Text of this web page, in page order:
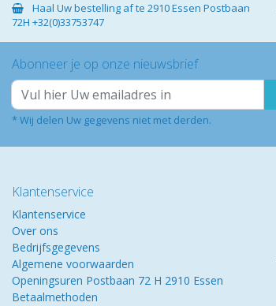
Haal Uw bestelling af te 2910 Essen Postbaan
72H +32(0)33753747
Abonneer je op onze nieuwsbrief
* Wij delen Uw gegevens niet met derden.
Klantenservice
Klantenservice
Over ons
Bedrijfsgegevens
Algemene voorwaarden
Openingsuren Postbaan 72 H 2910 Essen
Betaalmethoden